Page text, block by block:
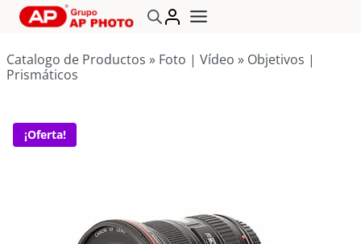
Saltar
Catalogo de Productos » Foto | Vídeo » Objetivos |
Prismáticos
¡Oferta!